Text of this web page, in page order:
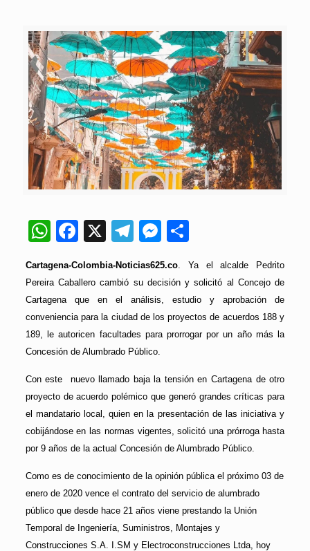
WhatsApp
Facebook
X Telegram
Messenger
Compartir
Cartagena-Colombia-Noticias625.co. Ya el alcalde Pedrito
Pereira Caballero cambió su decisión y solicitó al Concejo de
Cartagena que en el análisis, estudio y aprobación de
conveniencia para la ciudad de los proyectos de acuerdos 188 y
189, le autoricen facultades para prorrogar por un año más la
Concesión de Alumbrado Público.
Con este nuevo llamado baja la tensión en Cartagena de otro
proyecto de acuerdo polémico que generó grandes críticas para
el mandatario local, quien en la presentación de las iniciativa y
cobijándose en las normas vigentes, solicitó una prórroga hasta
por 9 años de la actual Concesión de Alumbrado Público.
Como es de conocimiento de la opinión pública el próximo 03 de
enero de 2020 vence el contrato del servicio de alumbrado
público que desde hace 21 años viene prestando la Unión
Temporal de Ingeniería, Suministros, Montajes y
Construcciones S.A. I.SM y Electroconstrucciones Ltda, hoy